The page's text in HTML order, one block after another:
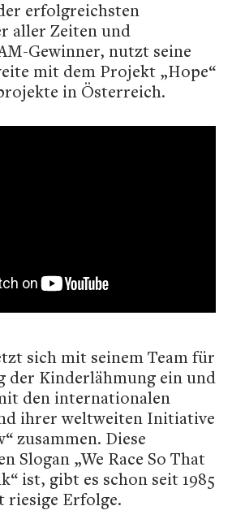
erfolgreichsten
aller Zeiten und
Gewinner, nutzt seine
mit dem Projekt „Hope“
in Österreich.
sich mit seinem Team für
der Kinderlähmung ein und
den internationalen
ihrer weltweiten Initiative
zusammen. Diese
Slogan „We Race So That
ist, gibt es schon seit 1985
riesige Erfolge.